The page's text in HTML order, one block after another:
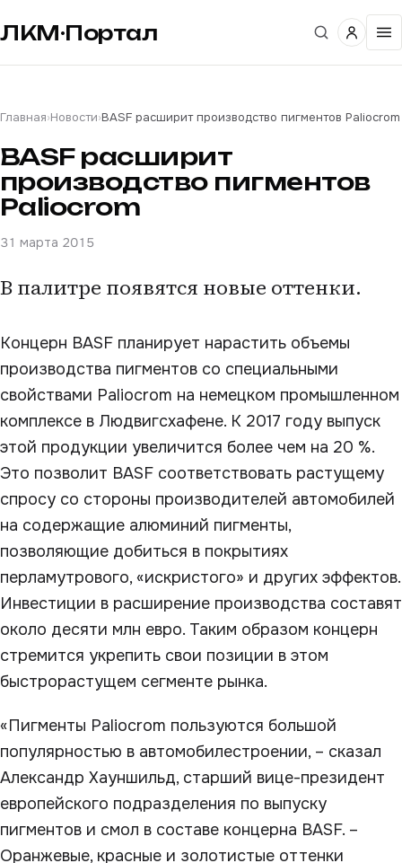
ЛКМ·Портал
Главная›Новости›BASF расширит производство пигментов Paliocrom
BASF расширит
производство пигментов
Paliocrom
31 марта 2015
В палитре появятся новые оттенки.
Концерн BASF планирует нарастить объемы
производства пигментов со специальными
свойствами Paliocrom на немецком промышленном
комплексе в Людвигсхафене. К 2017 году выпуск
этой продукции увеличится более чем на 20 %.
Это позволит BASF соответствовать растущему
спросу со стороны производителей автомобилей
на содержащие алюминий пигменты,
позволяющие добиться в покрытиях
перламутрового, «искристого» и других эффектов.
Инвестиции в расширение производства составят
около десяти млн евро. Таким образом концерн
стремится укрепить свои позиции в этом
быстрорастущем сегменте рынка.
«Пигменты Paliocrom пользуются большой
популярностью в автомобилестроении, – сказал
Александр Хауншильд, старший вице-президент
европейского подразделения по выпуску
пигментов и смол в составе концерна BASF. –
Оранжевые, красные и золотистые оттенки